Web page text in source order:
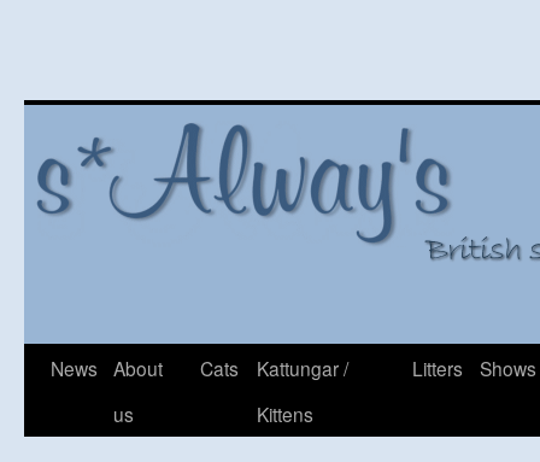
Hoppa
News
About
us
Cats
Kattungar /
Kittens
Litters Shows